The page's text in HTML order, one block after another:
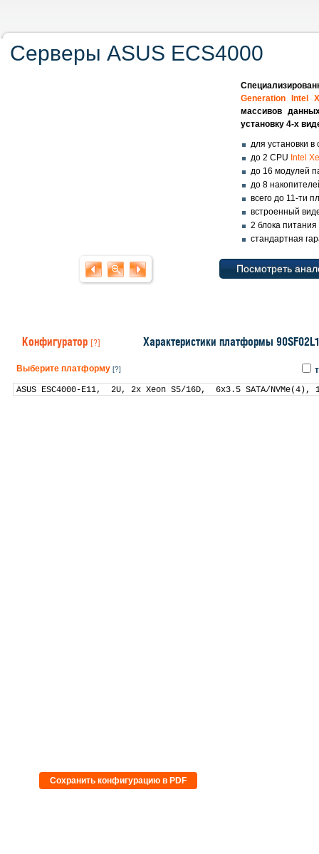
Серверы ASUS ECS4000
Generation Intel
массивов
установку 4-х
для установки
до 2 CPU Intel
до 16 модулей
до 8
всего до 11-ти
встроенный
2 блока
стандартная
Посмотреть
Конфигуратор [?] Характеристики платформы
Выберите платформу [?]
Сохранить конфигурацию в PDF